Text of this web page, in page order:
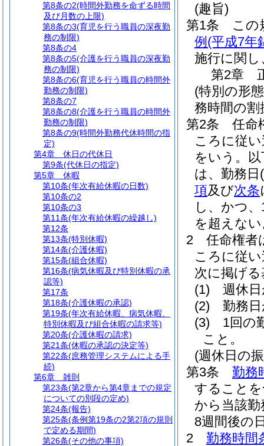
(趣旨)
第1条
この
例 (平成7年
施行に関
第2章
(特別の形
務時間の
第2条
任命
ころに従
をいう。
は、勤務日 (
項及び次条
し、かつ
を超えな
2
任命権者
ころに従
次に掲げ
(1)
週休
(2)
勤務
(3)
1回の
こと。
(週休日の
第3条
勤務
すること
から当該
8週間後の
2
勤務時間
第8条の2(時間外勤務を命ずる時間
及び月数の上限)
第8条の3(育児を行う職員の深夜勤
務の制限)
第8条の4
第8条の5(介護を行う職員の深夜勤
務の制限)
第8条の6(育児を行う職員の時間外
勤務の制限)
第8条の7
第8条の8(介護を行う職員の時間外
勤務の制限)
第8条の9(時間外勤務代休時間の指
定)
第4章
休日の代休日
第9条(代休日の指定)
第5章
休暇
第10条(年次有給休暇の日数)
第10条の2
第10条の3
第11条(年次有給休暇の繰越し)
第12条
第13条(特別休暇)
第14条(介護休暇)
第15条(組合休暇)
第16条(病気休暇及び特別休暇の承
認等)
第17条
第18条(介護休暇の承認)
第19条(年次有給休暇、病気休暇、
特別休暇及び組合休暇の請求等)
第20条(介護休暇の請求)
第21条(休暇の承認の決定等)
第22条(庶務管理システムによる手
続)
第6章
雑則
第23条(第2章から第4章までの規定
についての別段の定め)
第24条(報告)
第25条(条例第19条の2第2項の規則
で定める期間)
第26条(その他の事項)